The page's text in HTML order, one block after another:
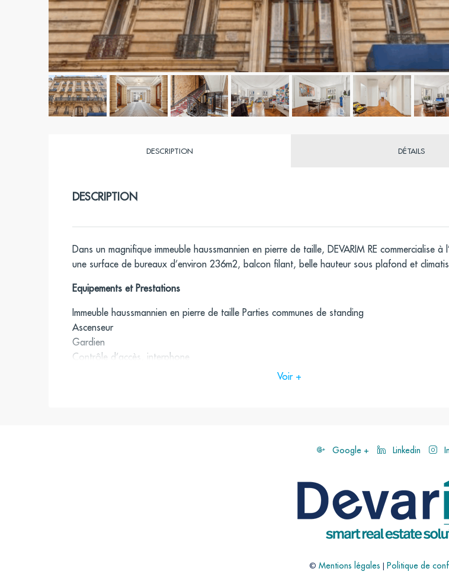
DESCRIPTION DÉTAILS
DESCRIPTION
Dans un magnifique immeuble haussmannien en pierre de taille, DEVARIM RE commercialise à
une surface de bureaux d’environ 236m2, balcon filant, belle hauteur sous plafond et
Equipements et Prestations
Immeuble haussmannien en pierre de taille Parties communes de standing
Ascenseur
Gardien
Contrôle d’accès, interphone
Voir +
Google + Linkedin
© Mentions légales | Politique de